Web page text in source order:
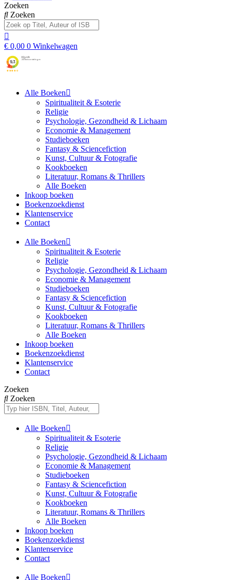
Zoeken
Zoeken
€ 0,00 0 Winkelwagen
Alle Boeken
Spiritualiteit & Esoterie
Religie
Psychologie, Gezondheid & Lichaam
Economie & Management
Studieboeken
Fantasy & Sciencefiction
Kunst, Cultuur & Fotografie
Kookboeken
Literatuur, Romans & Thrillers
Alle Boeken
Inkoop boeken
Boekenzoekdienst
Klantenservice
Contact
Alle Boeken
Spiritualiteit & Esoterie
Religie
Psychologie, Gezondheid & Lichaam
Economie & Management
Studieboeken
Fantasy & Sciencefiction
Kunst, Cultuur & Fotografie
Kookboeken
Literatuur, Romans & Thrillers
Alle Boeken
Inkoop boeken
Boekenzoekdienst
Klantenservice
Contact
Zoeken
Zoeken
Alle Boeken
Spiritualiteit & Esoterie
Religie
Psychologie, Gezondheid & Lichaam
Economie & Management
Studieboeken
Fantasy & Sciencefiction
Kunst, Cultuur & Fotografie
Kookboeken
Literatuur, Romans & Thrillers
Alle Boeken
Inkoop boeken
Boekenzoekdienst
Klantenservice
Contact
Alle Boeken